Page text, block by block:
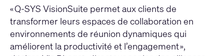
« Q-SYS VisionSuite permet aux clients de
transformer leurs espaces de collaboration en
environnements de réunion dynamiques qui
améliorent la productivité et l’engagement »,